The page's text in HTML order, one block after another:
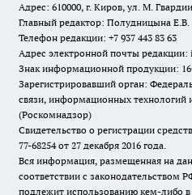
Адрес: 610000, г. Киров, ул. М.
Главный редактор: Полудницына Е.В.
Телефон редакции: +7 937 443 83 63
Адрес электронной почты
Знак информационной продукции:
Зарегистрировавший орган:
связи, информационных
(Роскомнадзор)
Свидетельство о регистрации
77-68254 от 27 декабря 2016 года.
Вся информация, размещенная на
соответствии с законодательством
подлежит использованию кем-либо